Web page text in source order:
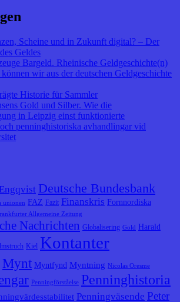
Scheine und in Zukunft digital? – Der
Geldes
Bargeld. Rheinische Geldgeschichte(n)
wir aus der deutschen Geldgeschichte
Historie für Sammler
Gold und Silber. Wie die
in Leipzig einst funktionierte
penninghistoriska avhandlingar vid
Deutsche Bundesbank
unionen FAZ Fazit Finanskris Fornnordiska
Allgemeine Zeitung
Nachrichten Globalisering Gold Harald
Kiel Kontanter
Mynt Myntfynd Myntning Nicolas Oresme
Penningförståelse Penninghistoria
Penningväsende Peter